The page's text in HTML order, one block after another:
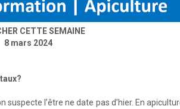
CETTE SEMAINE
8 mars 2024
suspecte l’être ne date pas d’hier. En